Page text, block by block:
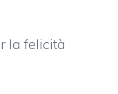
la felicità